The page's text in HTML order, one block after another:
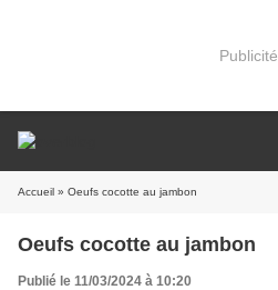
Publicité
Accueil » Oeufs cocotte au jambon
Oeufs cocotte au jambon
Publié le 11/03/2024 à 10:20